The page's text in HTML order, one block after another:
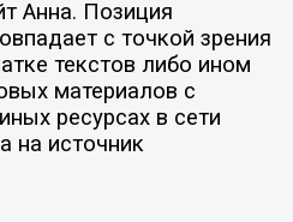
Анна. Позиция
с точкой зрения
текстов либо ином
материалов с
ресурсах в сети
на источник